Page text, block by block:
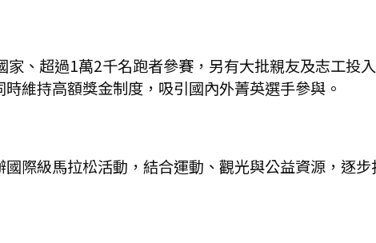
、超過1萬2千名跑者參賽，另有大批親友及志工投
維持高額獎金制度，吸引國內外菁英選手參與。
際級馬拉松活動，結合運動、觀光與公益資源，逐